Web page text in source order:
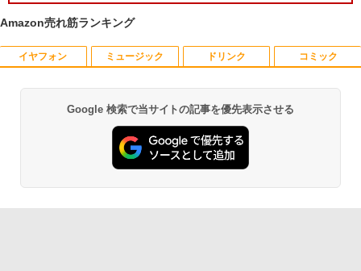
1
【中古良品】【安心保証】PHILIPS 223V
MI VGA 入力 角度調整可能
1
月刊少女野崎くん（18）特装版 セレク
クスプレミアム） [ 椿いづみ ]
Amazon売れ筋ランキング
イヤフォン
Anker Soundcore P40i オフホワイト
￥7,990
ミュージック
BRUCE WAYNE feat. Flo Milli, ATL Jacob
[Explicit]
￥250
ドリンク
by Amazon 天然水 ラベルレス 500ml ×24本
富士山の天然水 バナジウム含有 水 ミネラル
ウォーター ペットボトル 静岡県産 500ミリリ
ットル (Smart Basic)
￥1,380
コミック
薬屋のひとりごと 17巻 (デジタル版ビッグガ
ンガンコミックス)
￥770
Google 検索で当サイトの記事を優先表示させる